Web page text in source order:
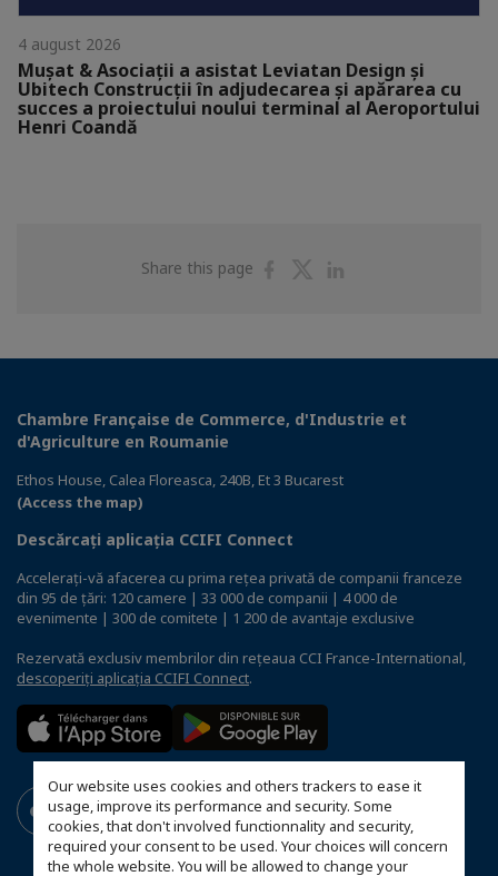
Our website uses cookies and others trackers to ease it
usage, improve its performance and security. Some
cookies, that don't involved functionnality and security,
required your consent to be used. Your choices will concern
the whole website. You will be allowed to change your
4 august 2026
Mușat & Asociații a asistat Leviatan Design și
Ubitech Construcții în adjudecarea și apărarea cu
succes a proiectului noului terminal al Aeroportului
Henri Coandă
Share this page
ShareShare
Chambre Française de Commerce, d'Industrie et
d'Agriculture en Roumanie
Ethos House, Calea Floreasca, 240B, Et 3 Bucarest
(Access the map)
Descărcați aplicația CCIFI Connect
Accelerați-vă afacerea cu prima rețea privată de companii franceze
din 95 de țări: 120 camere | 33 000 de companii | 4 000 de
evenimente | 300 de comitete | 1 200 de avantaje exclusive
Rezervată exclusiv membrilor din rețeaua CCI France-International,
descoperiți aplicația CCIFI Connect.